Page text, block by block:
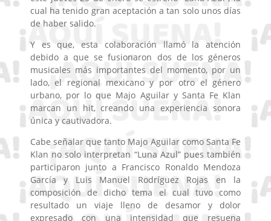
cual ha tenido gran aceptación a tan solo unos días
de haber salido.
Y es que, esta colaboración llamó la atención
debido a que se fusionaron dos de los géneros
musicales más importantes del momento, por un
lado, el regional mexicano y por otro el género
urbano, por lo que Majo Aguilar y Santa Fe Klan
marcan un hit, creando una experiencia sonora
única y cautivadora.
Cabe señalar que tanto Majo Aguilar como Santa Fe
Klan no solo interpretan “Luna Azul” pues también
participaron junto a Francisco Ronaldo Mendoza
García y Luis Manuel Rodríguez Rojas en la
composición de dicho tema el cual tuvo como
resultado un viaje lleno de desamor y dolor
expresado con una intensidad que resuena